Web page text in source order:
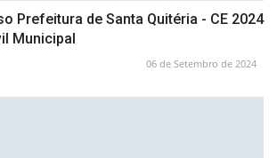
Prefeitura de Santa Quitéria - CE 2024
Municipal
06 de Setembro de 2024